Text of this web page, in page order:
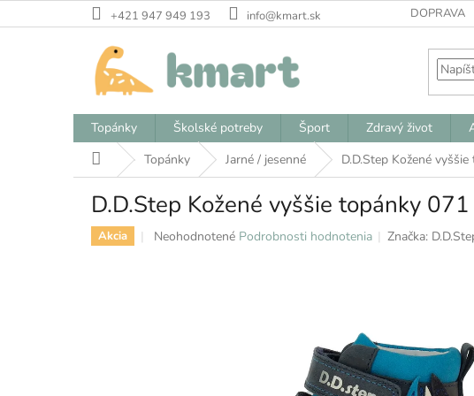
na
+421 947 949 193 info@kmart.sk DOPRAVA
Topánky Školské potreby Šport Zdravý život
DomovTopánky Jarné / jesenné D.D.Step Kožené
D.D.Step Kožené vyššie topánky
Akcia
Priemerné
Neohodnotené Podrobnosti hodnotenia Značka: